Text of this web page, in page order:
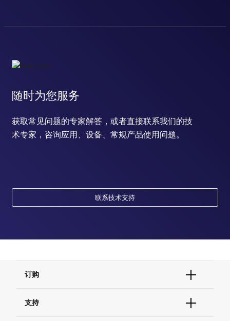
随时为您服务
获取常见问题的专家解答，或者直接联系我们的技
术专家，咨询应用、设备、常规产品使用问题。
联系技术支持
订购
订单支持
支持